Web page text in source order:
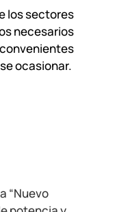
los sectores
necesarios
ocasionar.
“Nuevo